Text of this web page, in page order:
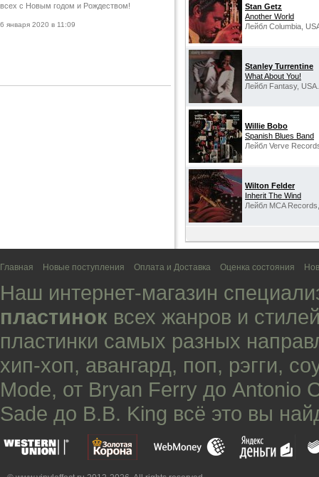
всех с Новым годом и Рождеством!
6 января 2020 в 11:09
Stan Getz
Another World
Лейбл Columbia,
Stanley Turrentine
What About You!
Лейбл Fantasy, USA.
Willie Bobo
Spanish Blues Band
Лейбл Verve
Wilton Felder
Inherit The Wind
Лейбл MCA
Главная Новые поступления Оплата и Доставка Оценка состояния
Наш интернет-магазин
пластинок всех жанров и
пластинки самых разных
хип-хоп, авангард, поп, рэгги,
Mode, от Bryan Ferry до Antonio
Sade до B.B. King всё это вы